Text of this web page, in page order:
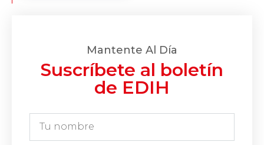
Mantente Al Día
Suscríbete al boletín
de EDIH